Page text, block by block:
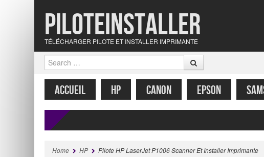
Piloteinstaller
TÉLÉCHARGER PILOTE ET INSTALLER IMPRIMANTE
Search
MENU
SKIP TO CONTENT
ACCUEIL HP CANON EPSON
Home HP Pilote HP LaserJet P1006 Scanner Et Installer Imprimante